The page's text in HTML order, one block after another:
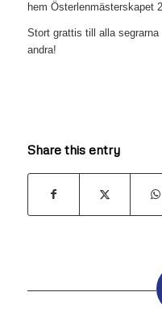
hem Österlenmästerskapet
Stort grattis till alla
andra!
Share this entry